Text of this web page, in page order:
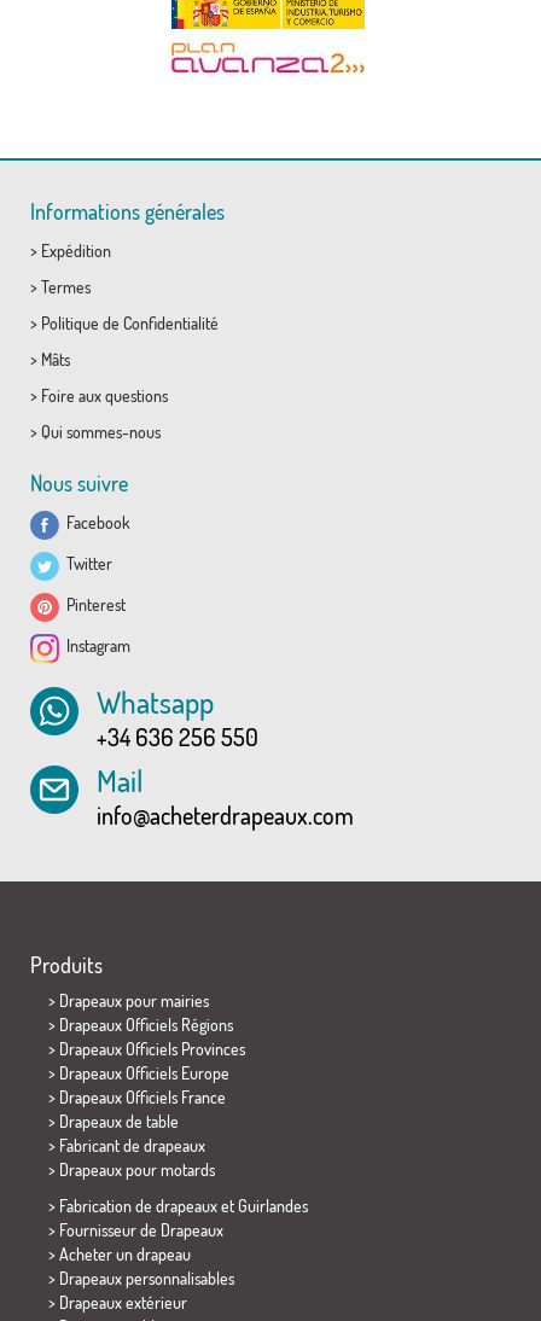
Informations générales
> Expédition
> Termes
> Politique de Confidentialité
> Mâts
> Foire aux questions
> Qui sommes-nous
Nous suivre
Facebook
Twitter
Pinterest
Instagram
Whatsapp
+34 636 256 550
Mail
info@acheterdrapeaux.com
Produits
> Drapeaux pour mairies
> Drapeaux Officiels Régions
> Drapeaux Officiels Provinces
> Drapeaux Officiels Europe
> Drapeaux Officiels France
> Drapeaux de table
> Fabricant de drapeaux
> Drapeaux pour motards
> Fabrication de drapeaux et Guirlandes
> Fournisseur de Drapeaux
> Acheter un drapeau
> Drapeaux personnalisables
> Drapeaux extérieur